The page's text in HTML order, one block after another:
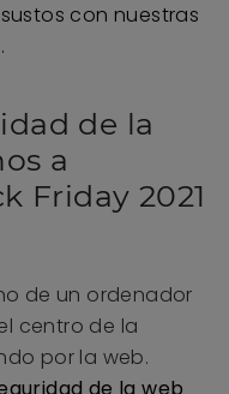
con nuestras
de la
a
Friday 2021